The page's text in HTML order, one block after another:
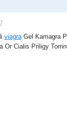
viagraGel Kamagra
Or Cialis Priligy